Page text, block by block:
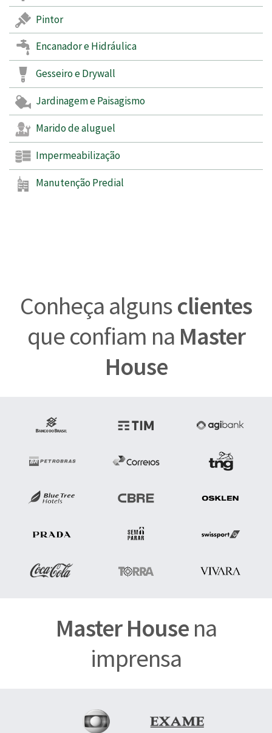
Pintor
Encanador e Hidráulica
Gesseiro e Drywall
Jardinagem e Paisagismo
Marido de aluguel
Impermeabilização
Manutenção Predial
Conheça algunsclientes
que confiam na Master
House
Master Housena
imprensa